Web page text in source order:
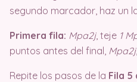
segundo marcador, haz un
Primera fila: Mpa2j, teje 1
puntos antes del final, Mpa2j,
Repite los pasos de la Fila 5